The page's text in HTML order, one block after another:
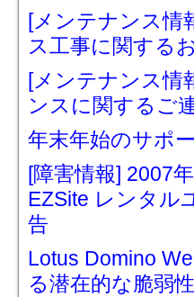
[メンテナンス情
ス工事に関する
[メンテナンス情
ンスに関するご
年末年始のサポ
[障害情報] 2007
EZSite レンタル
告
Lotus Domino
る潜在的な脆弱性